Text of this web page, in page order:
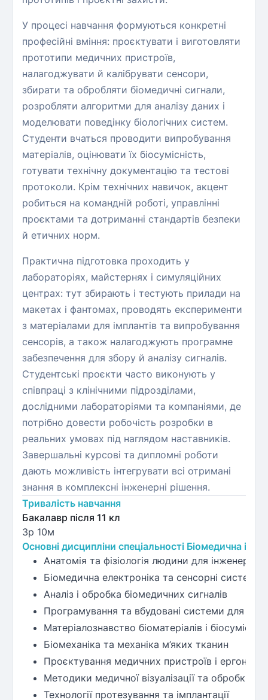
У процесі навчання формуються конкретні
професійні вміння: проєктувати і виготовляти
прототипи медичних пристроїв,
налагоджувати й калібрувати сенсори,
збирати та обробляти біомедичні сигнали,
розробляти алгоритми для аналізу даних і
моделювати поведінку біологічних систем.
Студенти вчаться проводити випробування
матеріалів, оцінювати їх біосумісність,
готувати технічну документацію та тестові
протоколи. Крім технічних навичок, акцент
робиться на командній роботі, управлінні
проєктами та дотриманні стандартів безпеки
й етичних норм.
Практична підготовка проходить у
лабораторіях, майстернях і симуляційних
центрах: тут збирають і тестують прилади на
макетах і фантомах, проводять експерименти
з матеріалами для імплантів та випробування
сенсорів, а також налагоджують програмне
забезпечення для збору й аналізу сигналів.
Студентські проєкти часто виконують у
співпраці з клінічними підрозділами,
дослідними лабораторіями та компаніями, де
потрібно довести робочість розробки в
реальних умовах під наглядом наставників.
Завершальні курсові та дипломні роботи
дають можливість інтегрувати всі отримані
знання в комплексні інженерні рішення.
Тривалість навчання
Бакалавр після 11 кл
3р 10м
Основні дисципліни спеціальності Біомедична
Анатомія та фізіологія людини для інженерів
Біомедична електроніка та сенсорні системи
Аналіз і обробка біомедичних сигналів
Програмування та вбудовані системи для
Матеріалознавство біоматеріалів і
Біомеханіка та механіка м’яких тканин
Проєктування медичних пристроїв і
Методики медичної візуалізації та обробки
Технології протезування та імплантації